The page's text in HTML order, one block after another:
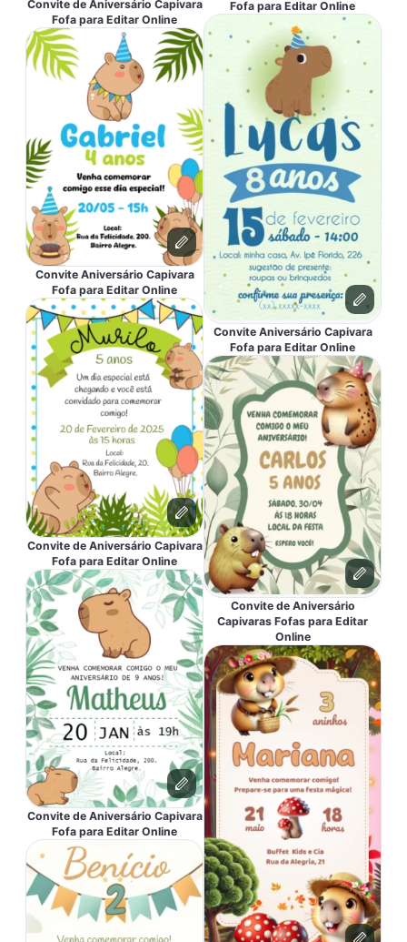
Convite de Aniversário Capivara
Fofa para Editar Online
Convite Aniversário Capivara
Fofa para Editar Online
Convite de Aniversário Capivara
Fofa para Editar Online
Convite de Aniversário Capivara
Fofa para Editar Online
Fofa para Editar Online
Convite Aniversário Capivara
Fofa para Editar Online
Convite de Aniversário
Capivaras Fofas para Editar
Online